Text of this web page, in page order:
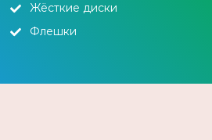
Жёсткие диски
Флешки